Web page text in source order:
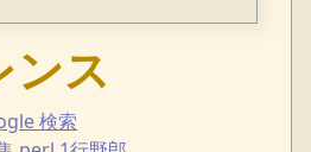
ンス
検索